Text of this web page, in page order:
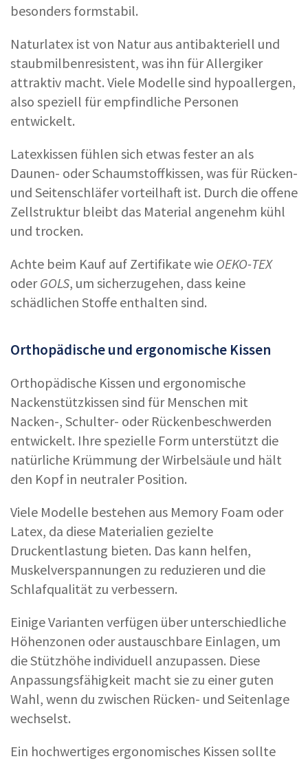
besonders formstabil.
Naturlatex ist von Natur aus antibakteriell und
staubmilbenresistent, was ihn für Allergiker
attraktiv macht. Viele Modelle sind hypoallergen,
also speziell für empfindliche Personen
entwickelt.
Latexkissen fühlen sich etwas fester an als
Daunen- oder Schaumstoffkissen, was für Rücken-
und Seitenschläfer vorteilhaft ist. Durch die offene
Zellstruktur bleibt das Material angenehm kühl
und trocken.
Achte beim Kauf auf Zertifikate wie OEKO-TEX
oderGOLS, um sicherzugehen, dass keine
schädlichen Stoffe enthalten sind.
Orthopädische und ergonomische Kissen
Orthopädische Kissen und ergonomische
Nackenstützkissen sind für Menschen mit
Nacken-, Schulter- oder Rückenbeschwerden
entwickelt. Ihre spezielle Form unterstützt die
natürliche Krümmung der Wirbelsäule und hält
den Kopf in neutraler Position.
Viele Modelle bestehen aus Memory Foam oder
Latex, da diese Materialien gezielte
Druckentlastung bieten. Das kann helfen,
Muskelverspannungen zu reduzieren und die
Schlafqualität zu verbessern.
Einige Varianten verfügen über unterschiedliche
Höhenzonen oder austauschbare Einlagen, um
die Stützhöhe individuell anzupassen. Diese
Anpassungsfähigkeit macht sie zu einer guten
Wahl, wenn du zwischen Rücken- und Seitenlage
wechselst.
Ein hochwertiges ergonomisches Kissen sollte